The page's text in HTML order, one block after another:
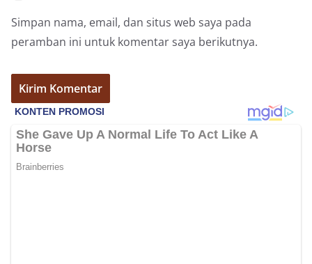
Simpan nama, email, dan situs web saya pada
peramban ini untuk komentar saya berikutnya.